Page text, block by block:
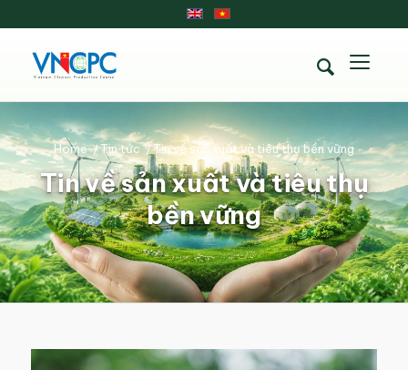
Tin về sản xuất và tiêu thụ
bền vững
Home /Tin tức /Tin về sản xuất và tiêu thụ bền vững